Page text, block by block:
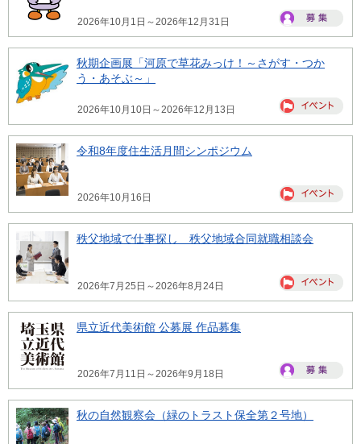
2026年10月1日～2026年12月31日
秋期企画展「河原で草花みっけ！～さがす・つか
う・あそぶ～」
2026年10月10日～2026年12月13日
令和8年度住生活月間シンポジウム
2026年10月16日
秩父地域で仕事探し 秩父地域合同就職相談会
2026年7月25日～2026年8月24日
県立近代美術館 公募展 作品募集
2026年7月11日～2026年9月18日
秋の自然観察会（緑のトラスト保全第２号地）